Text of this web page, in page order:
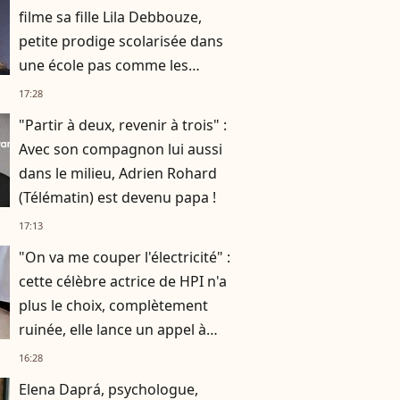
filme sa fille Lila Debbouze,
petite prodige scolarisée dans
une école pas comme les
autres
17:28
"Partir à deux, revenir à trois" :
Avec son compagnon lui aussi
dans le milieu, Adrien Rohard
(Télématin) est devenu papa !
17:13
"On va me couper l'électricité" :
cette célèbre actrice de HPI n'a
plus le choix, complètement
ruinée, elle lance un appel à
l'aide
16:28
Elena Daprá, psychologue,